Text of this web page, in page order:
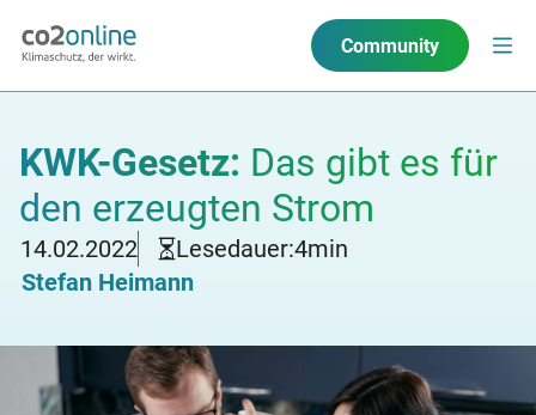
Community
KWK-Gesetz: Das gibt es für
den erzeugten Strom
14.02.2022 Lesedauer:4min
Stefan Heimann